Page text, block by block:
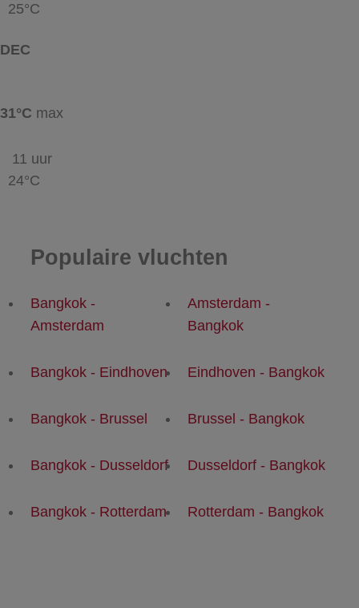
25°C
DEC
31°C max
11 uur
24°C
Populaire vluchten
Bangkok -
Amsterdam
Amsterdam -
Bangkok
Bangkok - Eindhoven Eindhoven - Bangkok
Bangkok - Brussel Brussel - Bangkok
Bangkok - Dusseldorf Dusseldorf - Bangkok
Bangkok - Rotterdam Rotterdam - Bangkok